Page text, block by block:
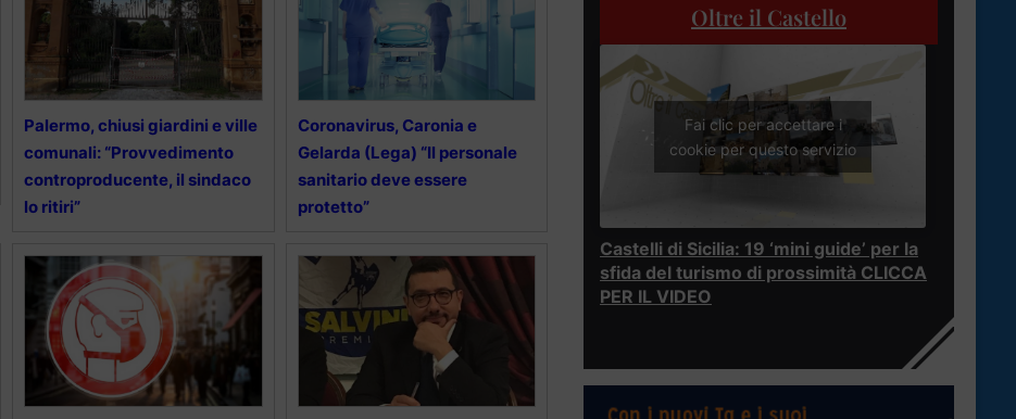
Palermo, chiusi giardini e ville
comunali: “Provvedimento
controproducente, il sindaco
lo ritiri”
Coronavirus, Caronia e
Gelarda (Lega) “Il personale
sanitario deve essere
protetto”
Oltre il Castello
Fai clic per accettare i
cookie per questo servizio
Castelli di Sicilia: 19 ‘mini guide’ per la
sfida del turismo di prossimità CLICCA
PER IL VIDEO